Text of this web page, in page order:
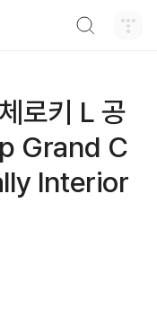
로키 L 공
Grand C
Interior